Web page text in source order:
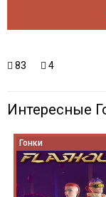
83 4
Интересные
Гонки